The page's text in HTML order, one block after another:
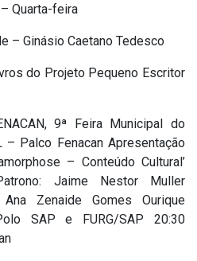
Quarta-feira
– Ginásio Caetano Tedesco
do Projeto Pequeno Escritor
9ª Feira Municipal do
– Palco Fenacan Apresentação
– Conteúdo Cultural’
Jaime Nestor Muller
Ana Zenaide Gomes Ourique
SAP e FURG/SAP 20:30